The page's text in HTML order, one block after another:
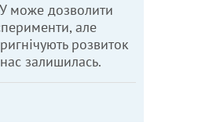
може дозволити
але
розвиток
залишилась.